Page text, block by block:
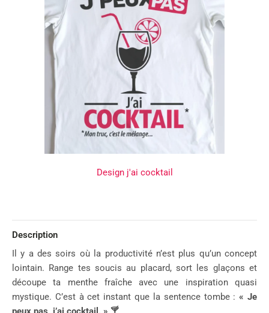
Design j'ai cocktail
Description
Il y a des soirs où la productivité n’est plus qu’un concept
lointain. Range tes soucis au placard, sort les glaçons et
découpe ta menthe fraîche avec une inspiration quasi
mystique. C’est à cet instant que la sentence tombe :« Je